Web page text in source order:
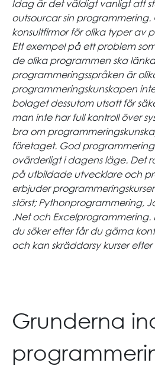
Idag är det väldigt vanligt att
outsourcar sin
konsultfirmor för olika typer av
Ett exempel på ett problem
de olika programmen ska
programmeringsspråken är
programmeringskunskapen
bolaget dessutom utsatt för
man inte har full kontroll över
bra om
företaget. God
ovärderligt i dagens läge. Det
på utbildade utvecklare och
erbjuder
störst; Pythonprogrammering,
.Net och Excelprogrammering.
du söker efter får du gärna
och kan skräddarsy kurser
Grunderna